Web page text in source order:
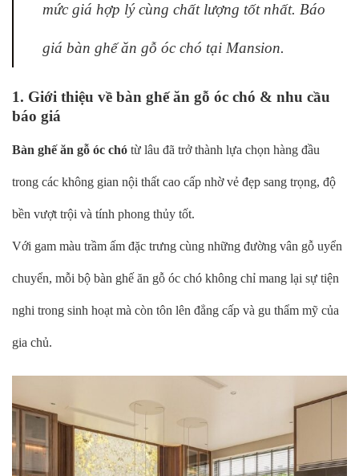
mức giá hợp lý cùng chất lượng tốt nhất. Báo
giá bàn ghế ăn gỗ óc chó tại Mansion.
1. Giới thiệu về bàn ghế ăn gỗ óc chó & nhu cầu
báo giá
Bàn ghế ăn gỗ óc chó từ lâu đã trở thành lựa chọn hàng đầu
trong các không gian nội thất cao cấp nhờ vẻ đẹp sang trọng, độ
bền vượt trội và tính phong thủy tốt.
Với gam màu trầm ấm đặc trưng cùng những đường vân gỗ uyển
chuyển, mỗi bộ bàn ghế ăn gỗ óc chó không chỉ mang lại sự tiện
nghi trong sinh hoạt mà còn tôn lên đẳng cấp và gu thẩm mỹ của
gia chủ.